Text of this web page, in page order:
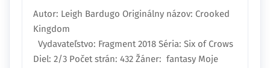
Autor: Leigh Bardugo Originálny názov: Crooked
Kingdom
Vydavateľstvo: Fragment 2018 Séria: Six of Crows
Diel: 2/3 Počet strán: 432 Žáner: fantasy Moje